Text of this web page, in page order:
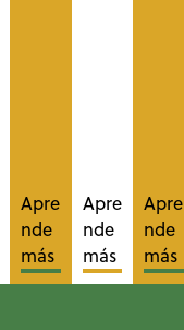
Apre
nde
más
Apre
nde
más
Apre
nde
más